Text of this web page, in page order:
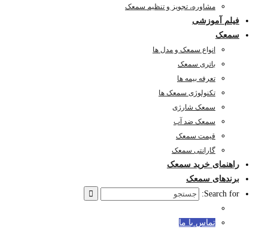
مشاوره، تجویز و تنظیم سمعک
فیلم آموزشی
سمعک
انواع سمعک و مدل ها
باتری سمعک
تعرفه بیمه ها
تکنولوژی سمعک ها
سمعک شارژی
سمعک ضد آب
قیمت سمعک
گارانتی سمعک
راهنمای خرید سمعک
برندهای سمعک
Search for:
تماس با ما